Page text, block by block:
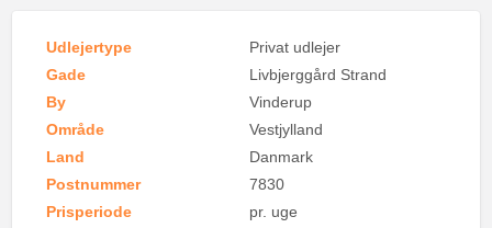
Udlejertype
Privat udlejer
Gade
Livbjerggård Strand
By
Vinderup
Område
Vestjylland
Land
Danmark
Postnummer
7830
Prisperiode
pr. uge